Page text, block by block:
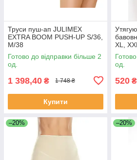
Труси пуш-ап JULIMEX
EXTRA BOOM PUSH-UP S/36,
M/38
Готово до відправки більше 2
од.
1 398,40 ₴ 1 748 ₴
Купити
XL, XXL
од.
520 ₴
–20% –20%